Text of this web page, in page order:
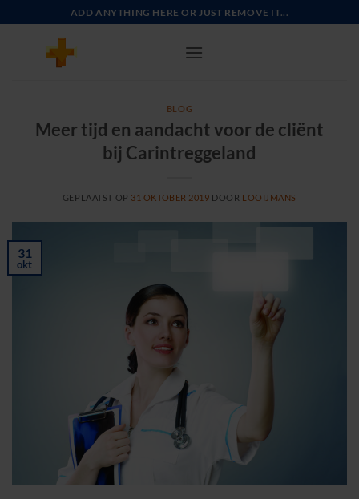
naar
ADD ANYTHING HERE OR JUST REMOVE IT...
BLOG
Meer tijd en aandacht voor de cliënt
bij Carintreggeland
GEPLAATST OP 31 OKTOBER 2019 DOOR LOOIJMANS
31
okt